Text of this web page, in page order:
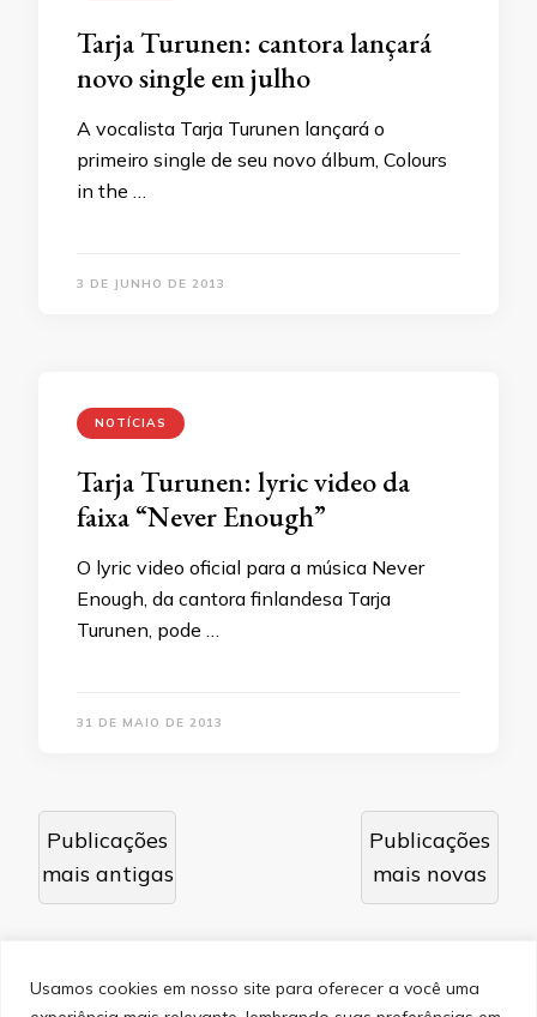
Usamos cookies em nosso site para oferecer a você uma
Tarja Turunen: cantora lançará
novo single em julho
A vocalista Tarja Turunen lançará o
primeiro single de seu novo álbum, Colours
in the …
3 DE JUNHO DE 2013
NOTÍCIAS
Tarja Turunen: lyric video da
faixa “Never Enough”
O lyric video oficial para a música Never
Enough, da cantora finlandesa Tarja
Turunen, pode …
31 DE MAIO DE 2013
Navegação
por
posts
Publicações
mais antigas
Publicações
mais novas